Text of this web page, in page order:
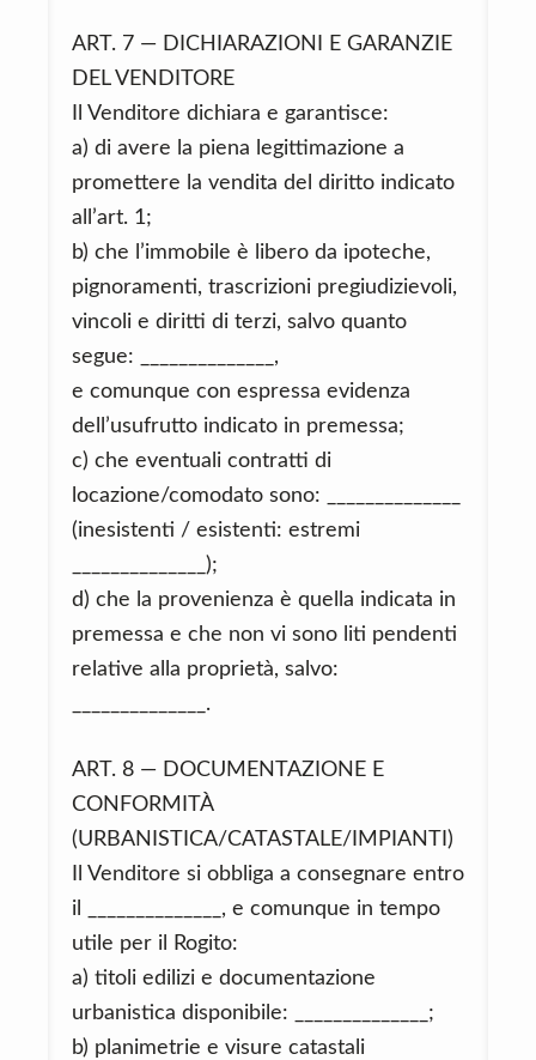
ART. 7 — DICHIARAZIONI E GARANZIE
DEL VENDITORE
Il Venditore dichiara e garantisce:
a) di avere la piena legittimazione a
promettere la vendita del diritto indicato
all’art. 1;
b) che l’immobile è libero da ipoteche,
pignoramenti, trascrizioni pregiudizievoli,
vincoli e diritti di terzi, salvo quanto
segue: ______________,
e comunque con espressa evidenza
dell’usufrutto indicato in premessa;
c) che eventuali contratti di
locazione/comodato sono: ______________
(inesistenti / esistenti: estremi
______________);
d) che la provenienza è quella indicata in
premessa e che non vi sono liti pendenti
relative alla proprietà, salvo:
______________.
ART. 8 — DOCUMENTAZIONE E
CONFORMITÀ
(URBANISTICA/CATASTALE/IMPIANTI)
Il Venditore si obbliga a consegnare entro
il ______________, e comunque in tempo
utile per il Rogito:
a) titoli edilizi e documentazione
urbanistica disponibile: ______________;
b) planimetrie e visure catastali